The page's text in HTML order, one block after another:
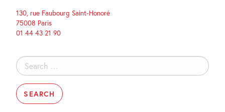
130, rue Faubourg Saint-Honoré
75008 Paris
01 44 43 21 90
Search
for: